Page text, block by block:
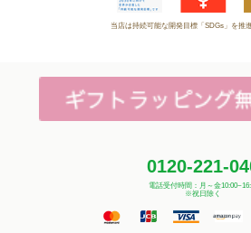
当店は持続可能な開発目標「SDGs」を推
0120-221-
電話受付時間：月～金
※祝日除く